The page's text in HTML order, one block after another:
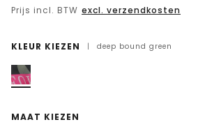
Prijs incl. BTW excl. verzendkosten
KLEUR KIEZEN | deep bound green
MAAT KIEZEN